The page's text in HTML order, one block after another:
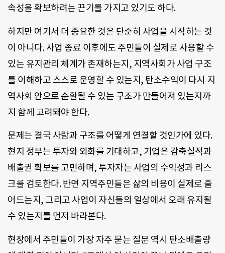
속성을 확보하려는 끈기를 가지고 있기도 하다.
하지만 여기서 더 중요한 것은 단순히 사업을 시작하는 것
이 아니다. 사업 종료 이후에도 주민들이 실제로 사용할 수
있는 유지관리 체계가 존재하는지, 지역사회가 사업 구조
를 이해하고 스스로 운영할 수 있는지, 탄소수익이 다시 지
역사회 안으로 순환될 수 있는 구조가 만들어져 있는지까
지 함께 고려돼야 한다.
문제는 결국 사람과 구조를 어떻게 연결할 것인가에 있다.
현지 정부는 투자와 외화를 기대하고, 기업은 감축실적과
배출권 확보를 고민하며, 투자자는 사업의 수익성과 리스
크를 검토한다. 반면 지역주민들은 삶의 비용이 실제로 줄
어드는지, 그리고 사업이 자신들의 일상에서 오래 유지될
수 있는지를 먼저 바라본다.
현장에서 주민들이 가장 자주 묻는 질문 역시 탄소배출량